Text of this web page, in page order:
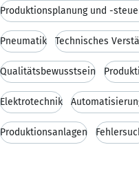
Produktionsplanung und -
Pneumatik Technisches
Qualitätsbewusstsein
Elektrotechnik
Produktionsanlagen